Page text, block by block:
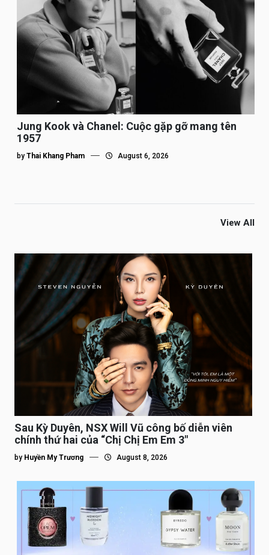
Jung Kook và Chanel: Cuộc gặp gỡ mang tên
1957
by Thai Khang Pham August 6, 2026
View All
Sau Kỳ Duyên, NSX Will Vũ công bố diễn viên
chính thứ hai của “Chị Chị Em Em 3″
by Huyền My Trương August 8, 2026